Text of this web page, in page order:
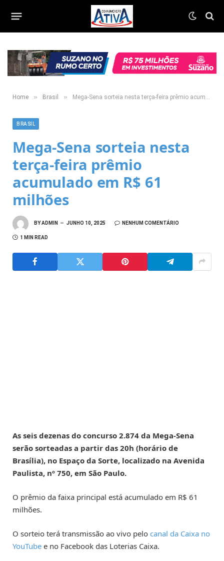
Home » Brasil » Mega-Sena sorteia nesta terça-feira prêmio acumulado em R$ 61 milhões
BRASIL
Mega-Sena sorteia nesta
terça-feira prêmio
acumulado em R$ 61
milhões
BYADMIN JUNHO 10, 2025 NENHUM COMENTÁRIO
1 MIN READ
As seis dezenas do concurso 2.874 da Mega-Sena
serão sorteadas a partir das 20h (horário de
Brasília), no Espaço da Sorte, localizado na Avenida
Paulista, nº 750, em São Paulo.
O prêmio da faixa principal está acumulado em R$ 61
milhões.
O sorteio terá transmissão ao vivo pelo canal da Caixa no
YouTube e no Facebook das Loterias Caixa.